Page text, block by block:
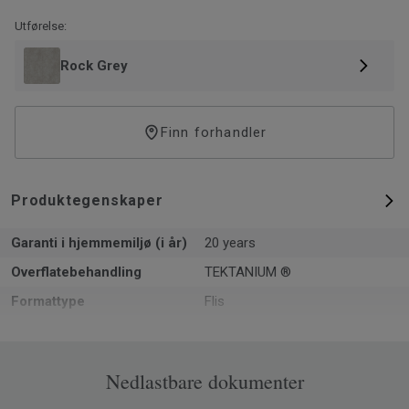
Utførelse:
Rock Grey
Finn forhandler
Produktegenskaper
Garanti i hjemmemiljø (i år)
20 years
Overflatebehandling
TEKTANIUM ®
Formattype
Flis
Artikler per eske
16
Nedlastbare dokumenter